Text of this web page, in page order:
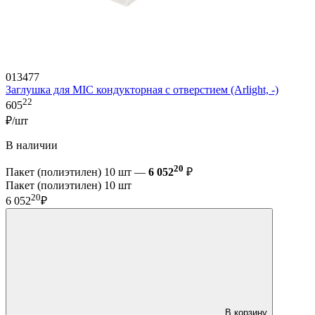
013477
Заглушка для MIC кондукторная с отверстием (Arlight, -)
60522
₽/шт
В наличии
Пакет (полиэтилен) 10 шт — 6 05220 ₽
Пакет (полиэтилен) 10 шт
6 05220₽
В корзину